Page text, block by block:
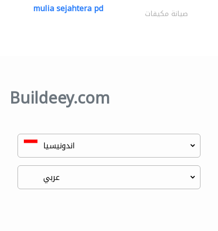
mulia sejahtera pd صيانة مكيفات
Buildeey.com